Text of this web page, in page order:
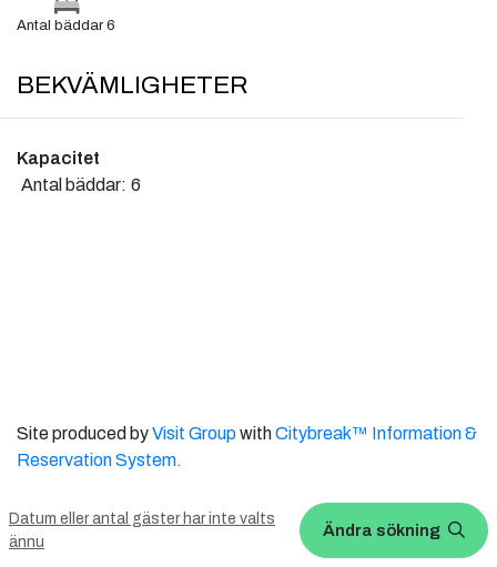
Antal bäddar 6
BEKVÄMLIGHETER
Kapacitet
Antal bäddar: 6
Datum eller antal gäster har inte valts
ännu
Ändra sökning
Site produced byVisit GroupwithCitybreak™ Information &
Reservation System.
WEBX CMS